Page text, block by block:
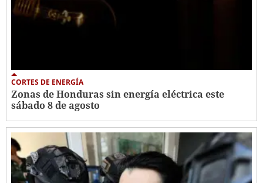
CORTES DE ENERGÍA
Zonas de Honduras sin energía eléctrica este
sábado 8 de agosto